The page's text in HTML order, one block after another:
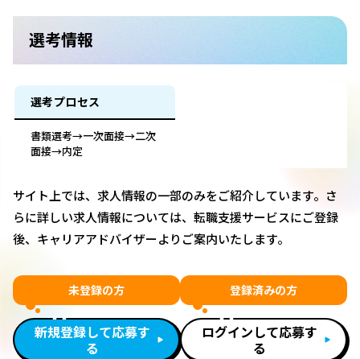
選考情報
選考プロセス
書類選考→一次面接→二次
面接→内定
サイト上では、求人情報の一部のみをご紹介しています。さ
らに詳しい求人情報については、転職支援サービスにご登録
後、キャリアアドバイザーよりご案内いたします。
未登録の方
新規登録して応募す
る
登録済みの方
ログインして応募す
る